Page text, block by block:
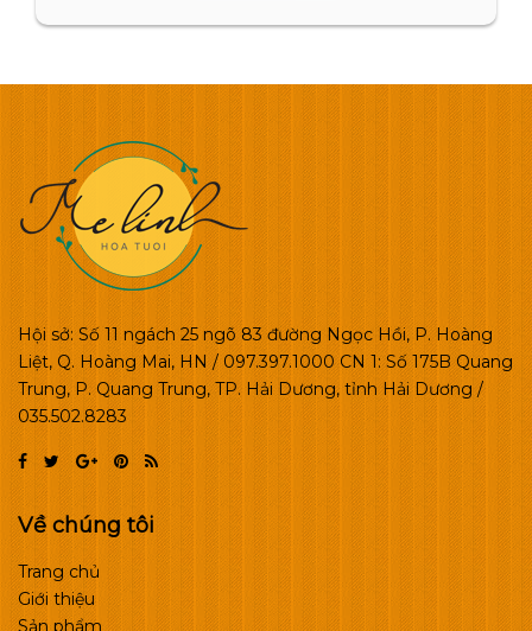
Hội sở: Số 11 ngách 25 ngõ 83 đường Ngọc Hồi, P. Hoàng
Liệt, Q. Hoàng Mai, HN / 097.397.1000 CN 1: Số 175B Quang
Trung, P. Quang Trung, TP. Hải Dương, tỉnh Hải Dương /
035.502.8283
Về chúng tôi
Trang chủ
Giới thiệu
Sản phẩm